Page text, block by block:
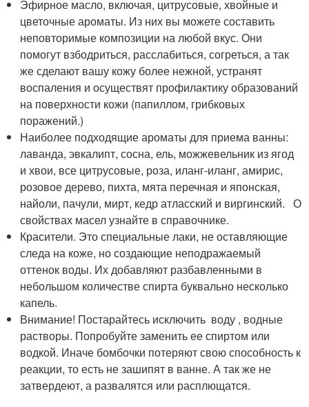
Эфирное масло, включая, цитрусовые, хвойные и
цветочные ароматы. Из них вы можете составить
неповторимые композиции на любой вкус. Они
помогут взбодриться, расслабиться, согреться, а так
же сделают вашу кожу более нежной, устранят
воспаления и осуществят профилактику образований
на поверхности кожи (папиллом, грибковых
поражений.)
Наиболее подходящие ароматы для приема ванны:
лаванда, эвкалипт, сосна, ель, можжевельник из ягод
и хвои, все цитрусовые, роза, иланг-иланг, амирис,
розовое дерево, пихта, мята перечная и японская,
найоли, пачули, мирт, кедр атласский и виргинский. О
свойствах масел узнайте в справочнике.
Красители. Это специальные лаки, не оставляющие
следа на коже, но создающие неподражаемый
оттенок воды. Их добавляют разбавленными в
небольшом количестве спирта буквально несколько
капель.
Внимание! Постарайтесь исключить воду , водные
растворы. Попробуйте заменить ее спиртом или
водкой. Иначе бомбочки потеряют свою способность к
реакции, то есть не зашипят в ванне. А так же не
затвердеют, а развалятся или расплющатся.